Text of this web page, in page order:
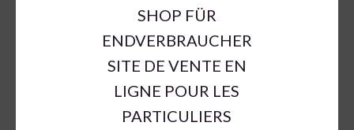
SHOP FÜR
ENDVERBRAUCHER
SITE DE VENTE EN
LIGNE POUR LES
PARTICULIERS